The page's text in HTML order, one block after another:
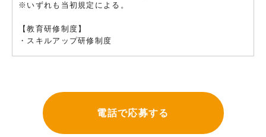
※いずれも当初規定による。
【教育研修制度】
・スキルアップ研修制度
電話で応募する